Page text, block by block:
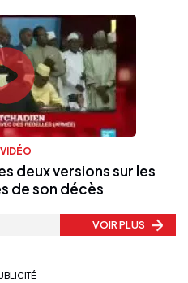
VIDÉO
deux versions sur les
de son décès
VOIR PLUS